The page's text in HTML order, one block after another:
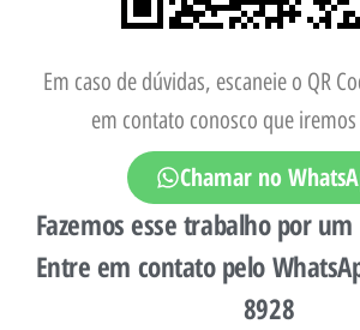
Em caso de dúvidas, escaneie o QR
em contato conosco que
Chamar no
Fazemos esse trabalho por
Entre em contato pelo
8928